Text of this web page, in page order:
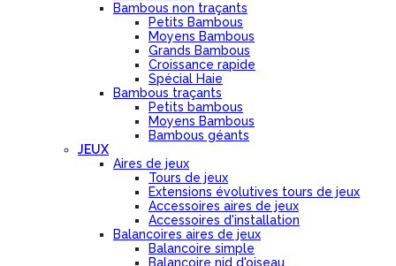
Bambous non traçants
Petits Bambous
Moyens Bambous
Grands Bambous
Croissance rapide
Spécial Haie
Bambous traçants
Petits bambous
Moyens Bambous
Bambous géants
JEUX
Aires de jeux
Tours de jeux
Extensions évolutives tours de jeux
Accessoires aires de jeux
Accessoires d'installation
Balancoires aires de jeux
Balancoire simple
Balancoire nid d'oiseau